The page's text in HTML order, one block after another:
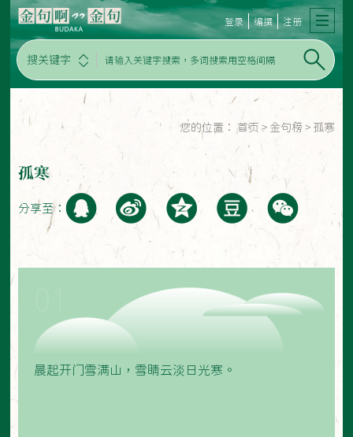
搜关键字
登录 编撰 注册
您的位置： 首页 > 金句榜 > 孤寒
孤寒
分享至：
晨起开门雪满山，雪睛云淡日光寒。